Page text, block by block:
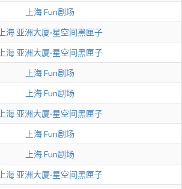
上海Fun剧场
上海 亚洲大厦·星空间黑匣子
上海 亚洲大厦·星空间黑匣子
上海Fun剧场
上海Fun剧场
上海 亚洲大厦·星空间黑匣子
上海Fun剧场
上海Fun剧场
上海 亚洲大厦·星空间黑匣子